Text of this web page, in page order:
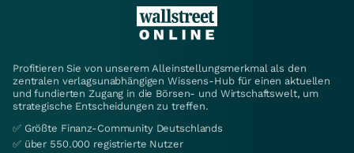
Profitieren Sie von unserem Alleinstellungsmerkmal als den
zentralen verlagsunabhängigen Wissens-Hub für einen aktuellen
und fundierten Zugang in die Börsen- und Wirtschaftswelt, um
strategische Entscheidungen zu treffen.
✅ Größte Finanz-Community Deutschlands
✅ über 550.000 registrierte Nutzer